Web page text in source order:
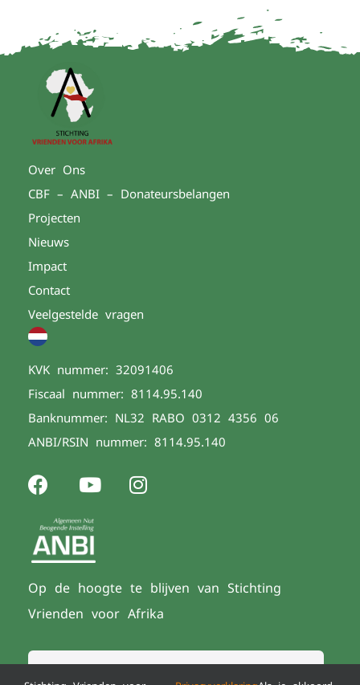
Over Ons
CBF – ANBI – Donateursbelangen
Projecten
Nieuws
Impact
Contact
Veelgestelde vragen
KVK nummer: 32091406
Fiscaal nummer: 8114.95.140
Banknummer: NL32 RABO 0312 4356 06
ANBI/RSIN nummer: 8114.95.140
Op de hoogte te blijven van Stichting
Vrienden voor Afrika